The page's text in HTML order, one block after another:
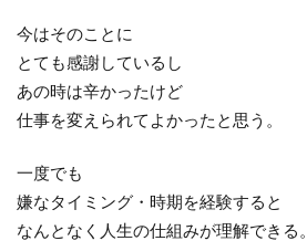
今はそのことに
とても感謝しているし
あの時は辛かったけど
仕事を変えられてよかったと思う。
一度でも
嫌なタイミング・時期を経験すると
なんとなく人生の仕組みが理解できる。